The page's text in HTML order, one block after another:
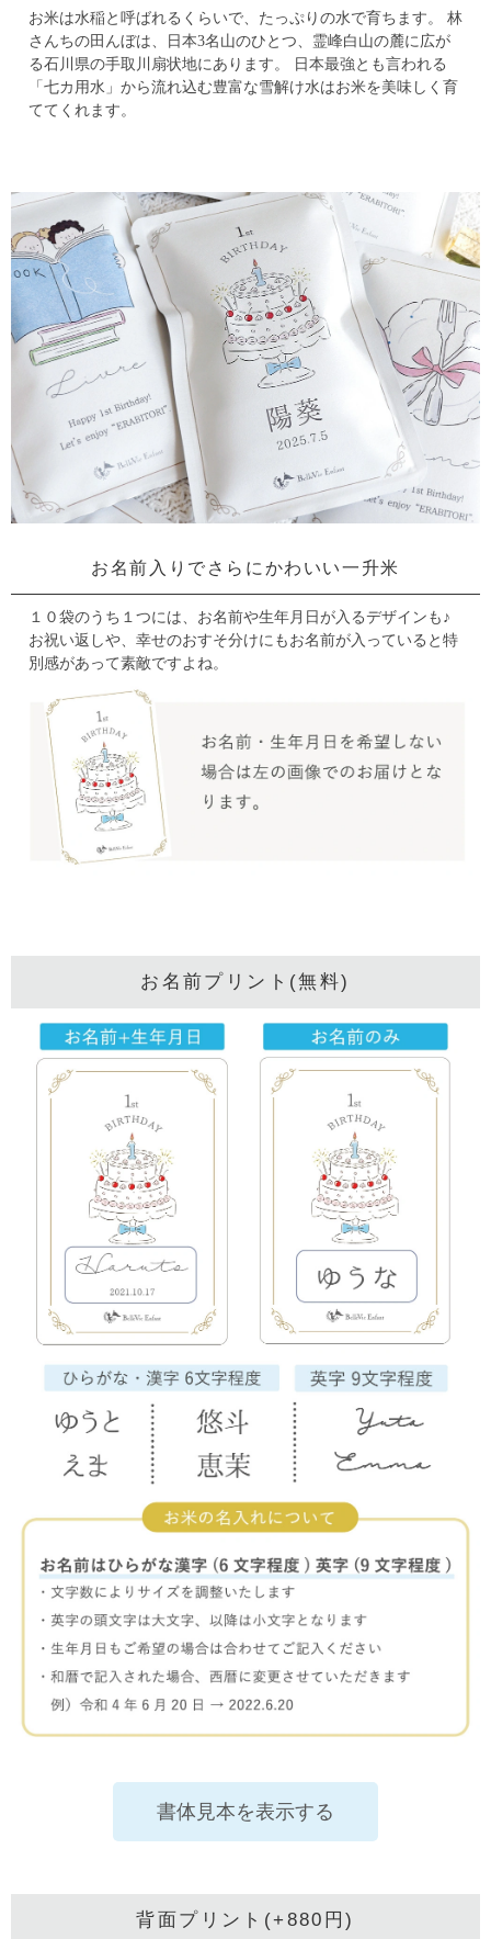
お米は水稲と呼ばれるくらいで、たっぷりの水で育ちます。
林
さんちの田んぼは、日本3名山のひとつ、霊峰白山の麓に広が
る石川県の手取川扇状地にあります。
日本最強とも言われる
「七カ用水」から流れ込む豊富な雪解け水はお米を美味しく育
ててくれます。
お名前入りでさらにかわいい一升米
１０袋のうち１つには、お名前や生年月日が入るデザインも♪
お祝い返しや、幸せのおすそ分けにもお名前が入っていると特
別感があって素敵ですよね。
お名前プリント(無料)
書体見本を表示する
背面プリント(+880円)